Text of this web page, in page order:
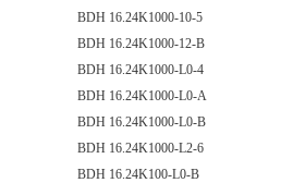
BDH 16.24K1000-10-5
BDH 16.24K1000-12-B
BDH 16.24K1000-L0-4
BDH 16.24K1000-L0-A
BDH 16.24K1000-L0-B
BDH 16.24K1000-L2-6
BDH 16.24K100-L0-B